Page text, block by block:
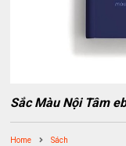
Sắc Màu Nội Tâm
Home Sách